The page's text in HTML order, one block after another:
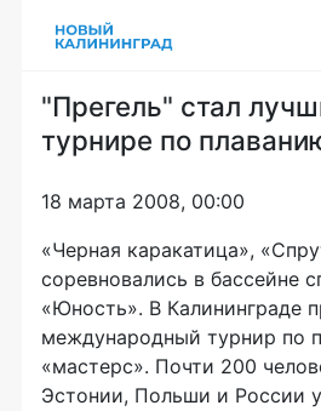
"Прегель" стал
турнире по
18 марта 2008, 00:00
«Черная каракатица»,
соревновались в бассейне
«Юность». В Калининграде
международный турнир по
«мастерс». Почти 200
Эстонии, Польши и России